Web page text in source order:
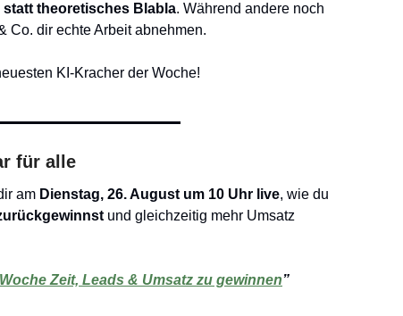
theoretisches Blabla. Während andere noch
Co. dir echte Arbeit abnehmen.
KI-Kracher der Woche!
für alle
am Dienstag, 26. August um 10 Uhr live, wie du
und gleichzeitig mehr Umsatz
Zeit, Leads & Umsatz zu gewinnen”